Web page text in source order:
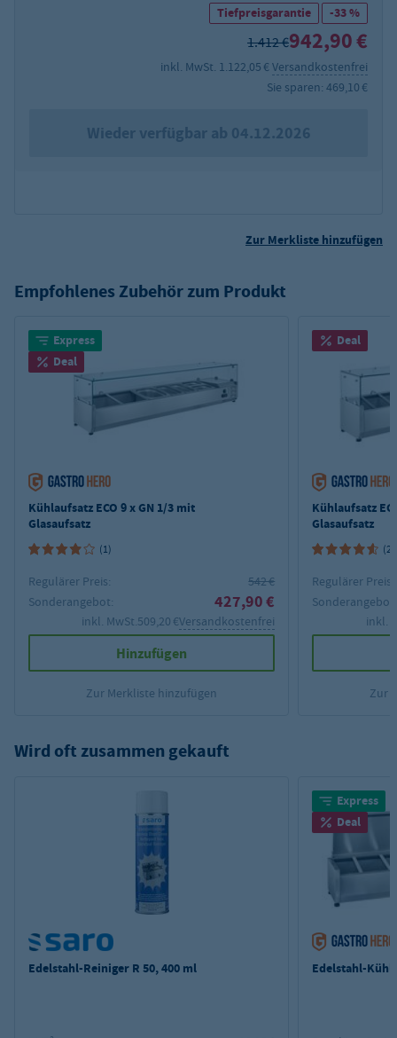
Tiefpreisgarantie -33 %
1.412 €942,90 €
inkl. MwSt. 1.122,05 € Versandkostenfrei
Sie sparen: 469,10 €
Wieder verfügbar ab 04.12.2026
Zur Merkliste hinzufügen
Empfohlenes Zubehör zum Produkt
Express
Deal
Kühlaufsatz ECO 9 x GN 1/3 mit
Glasaufsatz
(1)
Regulärer Preis:
542 €
Sonderangebot:
427,90 €
inkl. MwSt.509,20 €Versandkostenfrei
Hinzufügen
Zur Merkliste hinzufügen
Deal
Kühlaufsatz
Glasaufsatz
(2)
Regulärer Preis:
Sonderangebot:
inkl.
Zur
Wird oft zusammen gekauft
Edelstahl-Reiniger R 50, 400 ml
Express
Deal
Edelstahl-